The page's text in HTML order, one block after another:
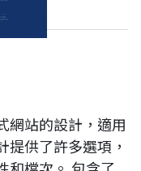
網站的設計，適用
供了許多選項，